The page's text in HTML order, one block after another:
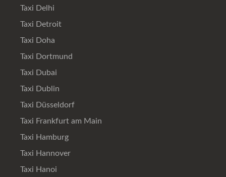
Taxi Delhi
Taxi Detroit
Taxi Doha
Taxi Dortmund
Taxi Dubai
Taxi Dublin
Taxi Düsseldorf
Taxi Frankfurt am Main
Taxi Hamburg
Taxi Hannover
Taxi Hanoi